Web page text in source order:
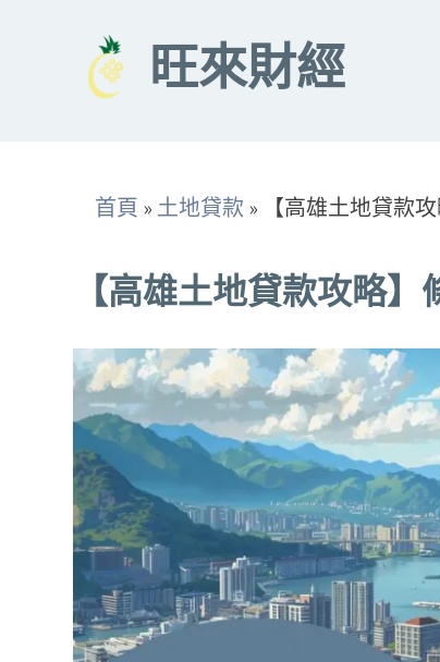
旺來財經
首頁 » 土地貸款 » 【高雄土地貸款
【高雄土地貸款攻略